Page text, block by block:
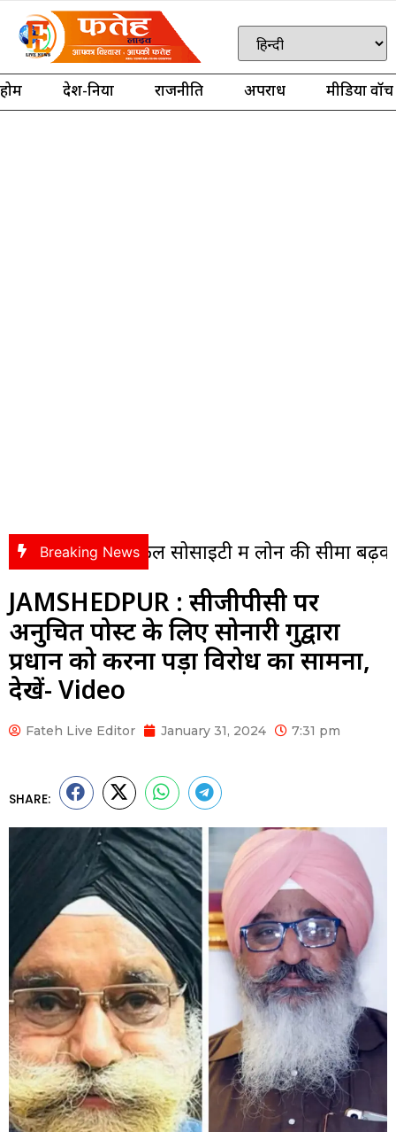
होम देश-दुनिया राजनीति अपराध मीडिया वॉच
Breaking News
सोसाइटी में लोन की सीमा बढ़कर 9.50 लाख
JAMSHEDPUR : सीजीपीसी पर
अनुचित पोस्ट के लिए सोनारी गुरुद्वारा
प्रधान को करना पड़ा विरोध का सामना,
देखें- Video
Fateh Live Editor January 31, 2024 7:31 pm
SHARE: